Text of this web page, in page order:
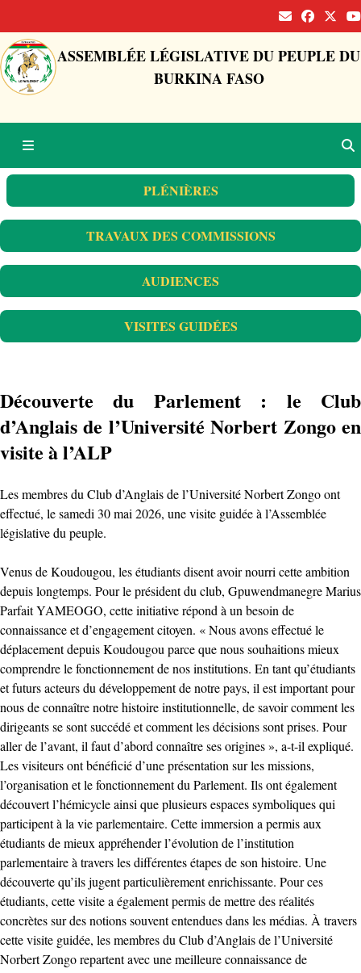
ASSEMBLÉE LÉGISLATIVE DU PEUPLE DU
BURKINA FASO
PLÉNIÈRES
TRAVAUX DES COMMISSIONS
AUDIENCES
VISITES GUIDÉES
Découverte du Parlement : le Club
d’Anglais de l’Université Norbert Zongo en
visite à l’ALP
Les membres du Club d’Anglais de l’Université Norbert Zongo ont
effectué, le samedi 30 mai 2026, une visite guidée à l’Assemblée
législative du peuple.
Venus de Koudougou, les étudiants disent avoir nourri cette ambition
depuis longtemps. Pour le président du club, Gpuwendmanegre Marius
Parfait YAMEOGO, cette initiative répond à un besoin de
connaissance et d’engagement citoyen. « Nous avons effectué le
déplacement depuis Koudougou parce que nous souhaitions mieux
comprendre le fonctionnement de nos institutions. En tant qu’étudiants
et futurs acteurs du développement de notre pays, il est important pour
nous de connaître notre histoire institutionnelle, de savoir comment les
dirigeants se sont succédé et comment les décisions sont prises. Pour
aller de l’avant, il faut d’abord connaître ses origines », a-t-il expliqué.
Les visiteurs ont bénéficié d’une présentation sur les missions,
l’organisation et le fonctionnement du Parlement. Ils ont également
découvert l’hémicycle ainsi que plusieurs espaces symboliques qui
participent à la vie parlementaire. Cette immersion a permis aux
étudiants de mieux appréhender l’évolution de l’institution
parlementaire à travers les différentes étapes de son histoire. Une
découverte qu’ils jugent particulièrement enrichissante. Pour ces
étudiants, cette visite a également permis de mettre des réalités
concrètes sur des notions souvent entendues dans les médias. À travers
cette visite guidée, les membres du Club d’Anglais de l’Université
Norbert Zongo repartent avec une meilleure connaissance de